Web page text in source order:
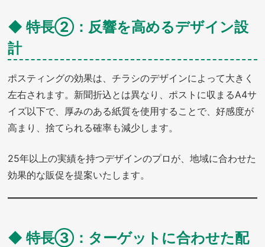
◆ 特長②：反響を高めるデザイン設
計
ポスティングの効果は、チラシのデザインによって大きく
左右されます。新聞折込とは異なり、ポストに収まるA4サ
イズ以下で、厚みのある紙質を使用することで、好感度が
高まり、捨てられる確率も減少します。
25年以上の実績を持つデザインのプロが、地域に合わせた
効果的な販促を提案いたします。
◆ 特長③：ターゲットに合わせた配